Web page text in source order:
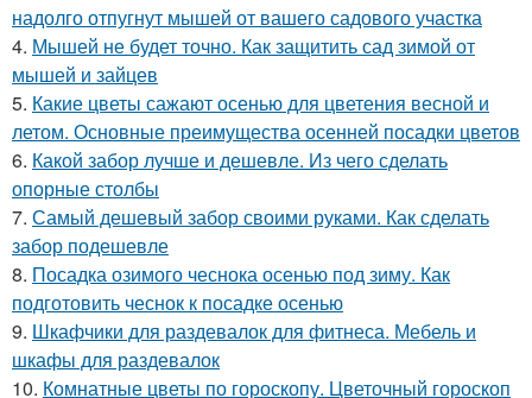
надолго отпугнут мышей от вашего садового участка
4. Мышей не будет точно. Как защитить сад зимой от
мышей и зайцев
5. Какие цветы сажают осенью для цветения весной и
летом. Основные преимущества осенней посадки цветов
6. Какой забор лучше и дешевле. Из чего сделать
опорные столбы
7. Самый дешевый забор своими руками. Как сделать
забор подешевле
8. Посадка озимого чеснока осенью под зиму. Как
подготовить чеснок к посадке осенью
9. Шкафчики для раздевалок для фитнеса. Мебель и
шкафы для раздевалок
10. Комнатные цветы по гороскопу. Цветочный гороскоп